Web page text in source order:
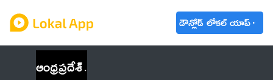
డౌన్లోడ్ లోకల్ యాప్
ఆంధ్రప్రదేశ్